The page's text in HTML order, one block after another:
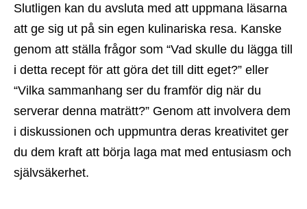
Slutligen kan du avsluta med att uppmana läsarna
att ge sig ut på sin egen kulinariska resa. Kanske
genom att ställa frågor som “Vad skulle du lägga till
i detta recept för att göra det till ditt eget?” eller
“Vilka sammanhang ser du framför dig när du
serverar denna maträtt?” Genom att involvera dem
i diskussionen och uppmuntra deras kreativitet ger
du dem kraft att börja laga mat med entusiasm och
självsäkerhet.